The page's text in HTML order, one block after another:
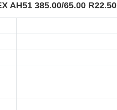
AH51 385.00/65.00 R22.50